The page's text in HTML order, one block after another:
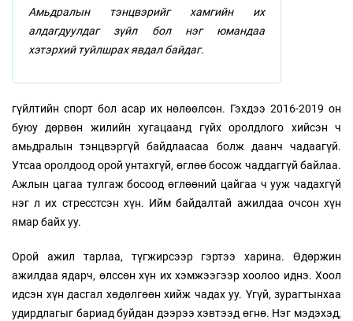
Амьдралын тэнцвэрийг хамгийн их
алдагдуулдаг зүйл бол нэг юмандаа
хэтэрхий туйлшрах явдал байдаг.
гүйлтийн спорт бол асар их нөлөөлсөн. Гэхдээ 2016-2019 он
буюу дөрвөн жилийн хугацаанд гүйх оролдлого хийсэн ч
амьдралын тэнцвэргүй байдлаасаа болж даанч чадаагүй.
Утсаа оролдоод орой унтахгүй, өглөө босож чаддаггүй байлаа.
Ажлын цагаа тулгаж босоод өглөөний цайгаа ч ууж чадахгүй
нэг л их стресстсэн хүн. Ийм байдалтай ажилдаа очсон хүн
ямар байх уу.
Орой ажил тарлаа, түгжирсээр гэртээ харина. Өдөржин
ажилдаа ядарч, өлссөн хүн их хэмжээгээр хоолоо иднэ. Хоол
идсэн хүн дасгал хөдөлгөөн хийж чадах уу. Үгүй, зурагтынхаа
удирдлагыг бариад буйдан дээрээ хэвтээд өгнө. Нэг мэдэхэд,